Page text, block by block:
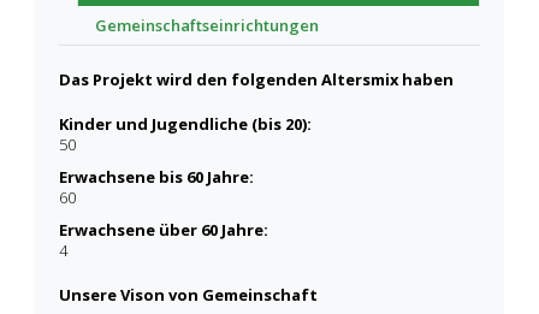
Gemeinschaftseinrichtungen
Das Projekt wird den folgenden Altersmix haben
Kinder und Jugendliche (bis 20):
50
Erwachsene bis 60 Jahre:
60
Erwachsene über 60 Jahre:
4
Unsere Vison von Gemeinschaft